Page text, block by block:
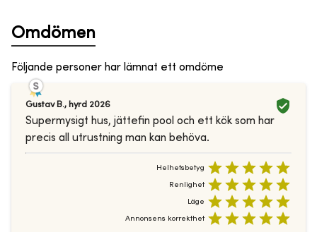
Omdömen
Följande personer har lämnat ett omdöme
Gustav B., hyrd 2026
Supermysigt hus, jättefin pool och ett kök som har
precis all utrustning man kan behöva.
Helhetsbetyg
Renlighet
Läge
Annonsens korrekthet